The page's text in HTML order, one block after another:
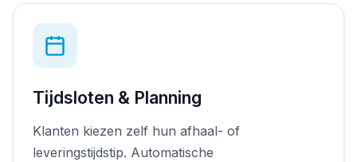
Tijdsloten & Planning
Klanten kiezen zelf hun afhaal- of
leveringstijdstip. Automatische